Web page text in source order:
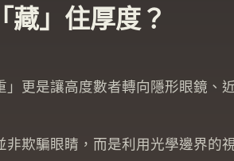
」住厚度？
更是讓高度數者轉向隱形眼鏡、
欺騙眼睛，而是利用光學邊界的